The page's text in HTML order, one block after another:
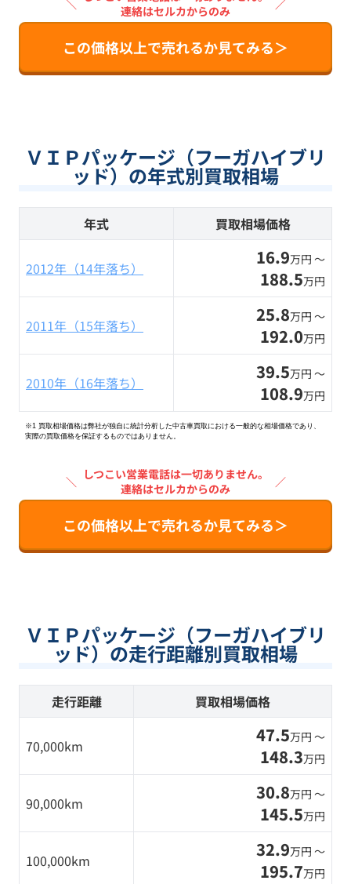
＼
連絡はセルカからのみ
／
この価格以上で売れるか見てみる＞
ＶＩＰパッケージ（フーガハイブリ
ッド）の年式別買取相場
年式 買取相場価格
2012年（14年落ち） 16.9万円 〜
188.5万円
2011年（15年落ち） 25.8万円 〜
192.0万円
2010年（16年落ち） 39.5万円 〜
108.9万円
※1 買取相場価格は弊社が独自に統計分析した中古車買取における一般的な相場価格であり、
実際の買取価格を保証するものではありません。
＼ しつこい営業電話は一切ありません。
連絡はセルカからのみ
／
この価格以上で売れるか見てみる＞
ＶＩＰパッケージ（フーガハイブリ
ッド）の走行距離別買取相場
走行距離 買取相場価格
70,000km 47.5万円 〜
148.3万円
90,000km 30.8万円 〜
145.5万円
100,000km 32.9万円 〜
195.7万円